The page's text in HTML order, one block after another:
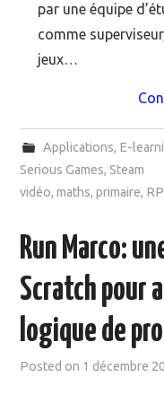
par une équipe
comme
jeux…
Applications, E-
Serious Games, Steam
vidéo,maths,primaire,
Run Marco:
Scratch pour
logique de
Posted on 1 décembre